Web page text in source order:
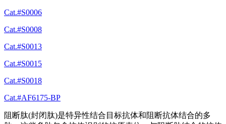
Cat.#S0006
Cat.#S0008
Cat.#S0013
Cat.#S0015
Cat.#S0018
Cat.#AF6175-BP
阻断肽(封闭肽)是特异性结合目标抗体和阻断抗体结合的多